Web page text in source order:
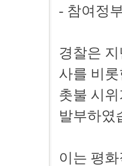
- 참여정
경찰은
사를 비
촛불 시
발부하였
이는 평